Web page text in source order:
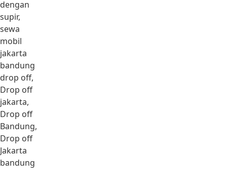
dengan
supir,
sewa
mobil
jakarta
bandung
drop off,
Drop off
jakarta,
Drop off
Bandung,
Drop off
Jakarta
bandung